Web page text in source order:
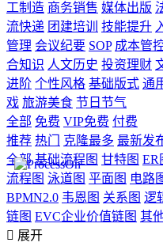
工制造 商务销售 媒体出版
流快递 团建培训 技能提升
管理 会议纪要 SOP 成本管
合知识 人文历史 投资理财
进阶 个性风格 基础版式 通
戏 旅游美食 节日节气
全部 免费 VIP免费 付费
推荐 热门 克隆最多 最新发
全部 基础流程图 甘特图 ER
流程图 泳道图 平面图 电路
BPMN2.0 韦恩图 关系图 逻
链图 EVC企业价值链图 其
 展开